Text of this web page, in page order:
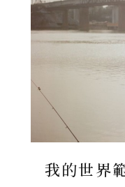
我的世界